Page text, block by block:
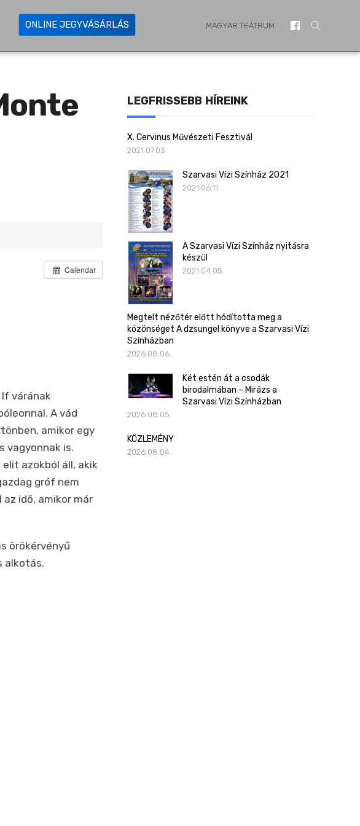
ONLINE JEGYVÁSÁRLÁS MAGYAR TEÁTRUM
Calendar
várának
A vád
amikor egy
vagyonnak is.
azokból áll, akik
gróf nem
idő, amikor már
örökérvényű
alkotás.
LEGFRISSEBB HÍREINK
X. Cervinus Művészeti Fesztivál
2021.07.03.
Szarvasi Vízi Színház 2021
2021.06.11.
A Szarvasi Vízi Színház nyitásra
készül
2021.04.05.
Megtelt nézőtér előtt hódította meg a
közönséget A dzsungel könyve a Szarvasi Vízi
Színházban
2026.08.06.
Két estén át a csodák
birodalmában – Mirázs a
Szarvasi Vízi Színházban
2026.08.05.
KÖZLEMÉNY
2026.08.04.